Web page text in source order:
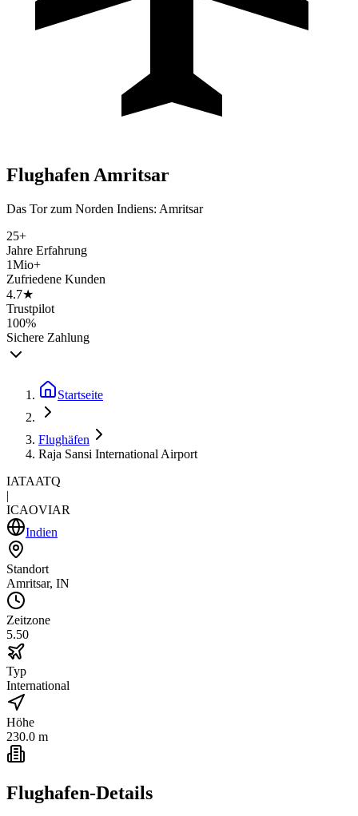
Flughafen Amritsar
Das Tor zum Norden Indiens: Amritsar
25+
Jahre Erfahrung
1Mio+
Zufriedene Kunden
4.7★
Trustpilot
100%
Sichere Zahlung
Startseite
Flughäfen
Raja Sansi International Airport
IATAATQ
|
ICAOVIAR
Indien
Standort
Amritsar, IN
Zeitzone
5.50
Typ
International
Höhe
230.0 m
Flughafen-Details